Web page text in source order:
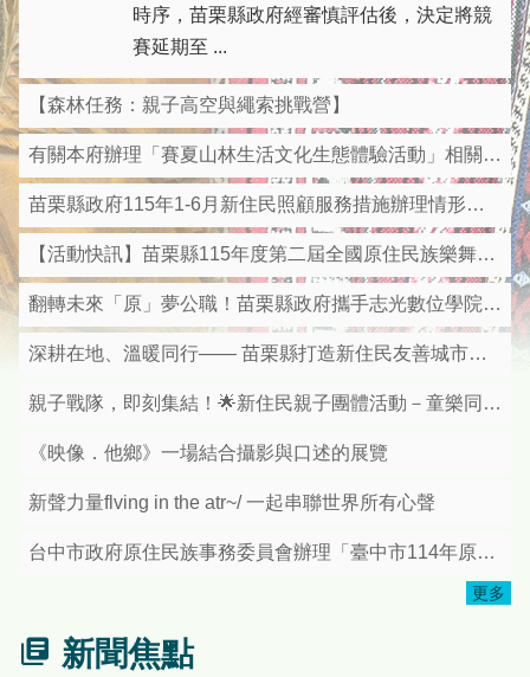
時序，苗栗縣政府經審慎評估後，決定將競
賽延期至 ...
【森林任務：親子高空與繩索挑戰營】
有關本府辦理「賽夏山林生活文化生態體驗活動」相關資料
苗栗縣政府115年1-6月新住民照顧服務措施辦理情形及亮點成果彙整表
【活動快訊】苗栗縣115年度第二屆全國原住民族樂舞競賽即日起受理報名
翻轉未來「原」夢公職！苗栗縣政府攜手志光數位學院 推出115年原住民族四等特考衝刺班
深耕在地、溫暖同行—— 苗栗縣打造新住民友善城市獲中央優等肯定
親子戰隊，即刻集結！🌟新住民親子團體活動－童樂同行．漆彈歡聚日🌟
《映像．他鄉》一場結合攝影與口述的展覽
新聲力量flving in the atr~/ 一起串聯世界所有心聲
台中市政府原住民族事務委員會辦理「臺中市114年原住民族日—mapacun看見原視界影片徵選」活動，請踴躍報名參加!
更多
新聞焦點